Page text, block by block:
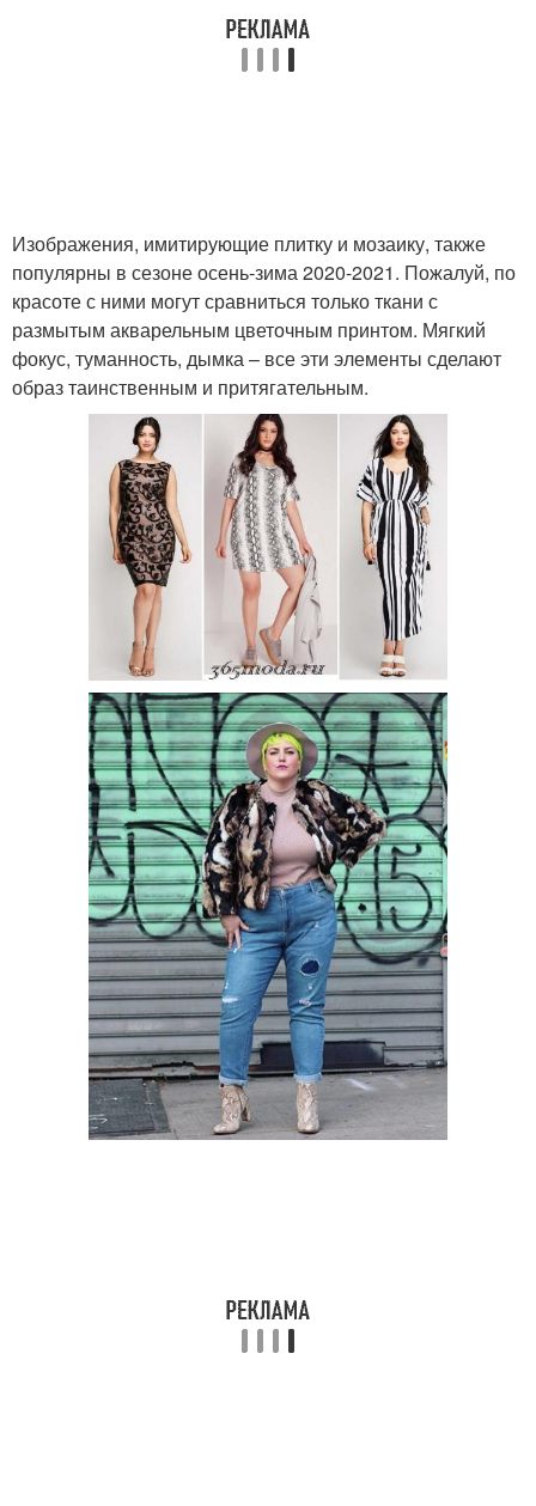
Изображения, имитирующие плитку и мозаику, также
популярны в сезоне осень-зима 2020-2021. Пожалуй, по
красоте с ними могут сравниться только ткани с
размытым акварельным цветочным принтом. Мягкий
фокус, туманность, дымка – все эти элементы сделают
образ таинственным и притягательным.